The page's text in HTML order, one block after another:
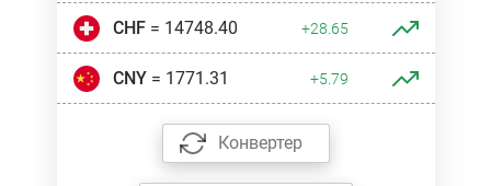
CHF= 14748.40 +28.65
CNY= 1771.31 +5.79
Конвертер